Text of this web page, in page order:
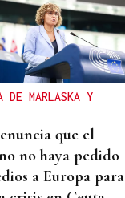
DE MARLASKA Y
que el
no haya pedido
a Europa para